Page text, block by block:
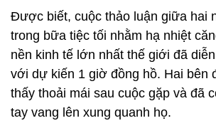
Được biết, cuộc thảo luận giữa hai
trong bữa tiệc tối nhằm hạ nhiệt
nền kinh tế lớn nhất thế giới đã
với dự kiến 1 giờ đồng hồ. Hai bên
thấy thoải mái sau cuộc gặp và đã
tay vang lên xung quanh họ.